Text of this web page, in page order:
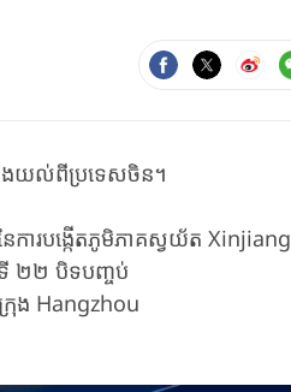
ែងយល់ពីប្រទេសចិន។
ការបង្កើតភូមិភាគស្វយ័ត Xinjiang
២២ ​បិទ​បញ្ចប់​
រុង Hangzhou​